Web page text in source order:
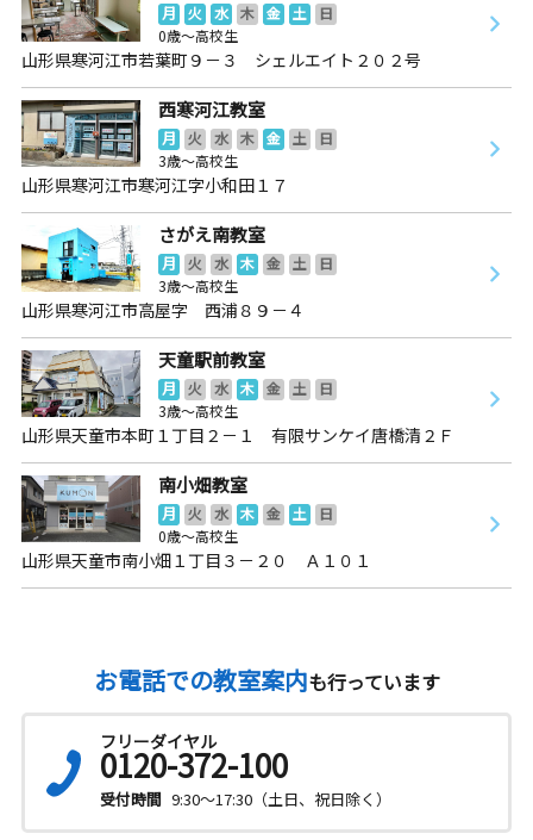
月 火 水 木 金 土
日
0歳～高校生
山形県寒河江市若葉町９－３ シェルエイト２０２号
西寒河江教室
月 火 水 木 金 土
日
3歳～高校生
山形県寒河江市寒河江字小和田１７
さがえ南教室
月 火 水 木 金 土
日
3歳～高校生
山形県寒河江市高屋字 西浦８９－４
天童駅前教室
月 火 水 木 金 土
日
3歳～高校生
山形県天童市本町１丁目２－１ 有限サンケイ唐橋清２Ｆ
南小畑教室
月 火 水 木 金 土
日
0歳～高校生
山形県天童市南小畑１丁目３－２０ Ａ１０１
お電話での教室案内も行っています
フリーダイヤル
0120-372-100
受付時間 9:30～17:30（土日、祝日除く）